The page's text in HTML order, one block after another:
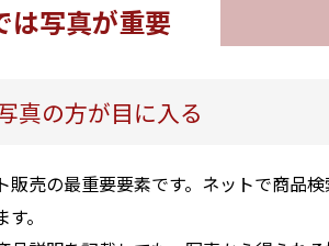
は写真が重要
真の方が目に入る
販売の最重要要素です。ネットで商品
。